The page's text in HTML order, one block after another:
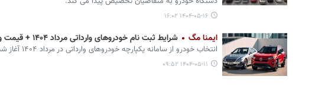
۱۴۰۴-۰۵-۱۶ ۱۶:۰۲
ایمنا مگ شرایط ثبت نام خودروهای وارداتی مرداد ۱۴۰۴ + قیمت و لیست خودروها
انتخاب خودرو از سامانه یکپارچه خودروهای وارداتی در مرداد ۱۴۰۴ آغاز شد.
۱۴۰۴-۰۵-۱۱ ۰۹:۵۲